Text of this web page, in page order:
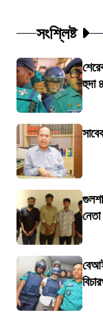
সংশ্লিষ্ট
হুদা